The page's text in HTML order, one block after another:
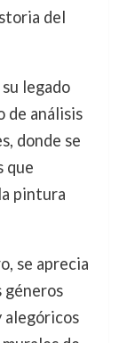
del
legado
de análisis
donde se
que
pintura
se aprecia
géneros
alegóricos